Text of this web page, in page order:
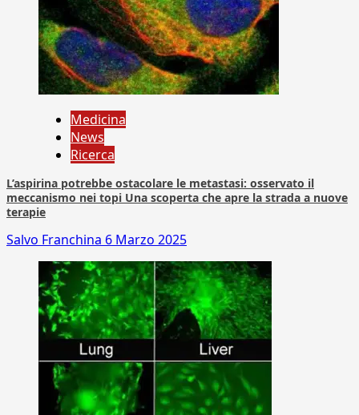
Medicina
News
Ricerca
L’aspirina potrebbe ostacolare le metastasi: osservato il
meccanismo nei topi Una scoperta che apre la strada a nuove
terapie
Salvo Franchina 6 Marzo 2025